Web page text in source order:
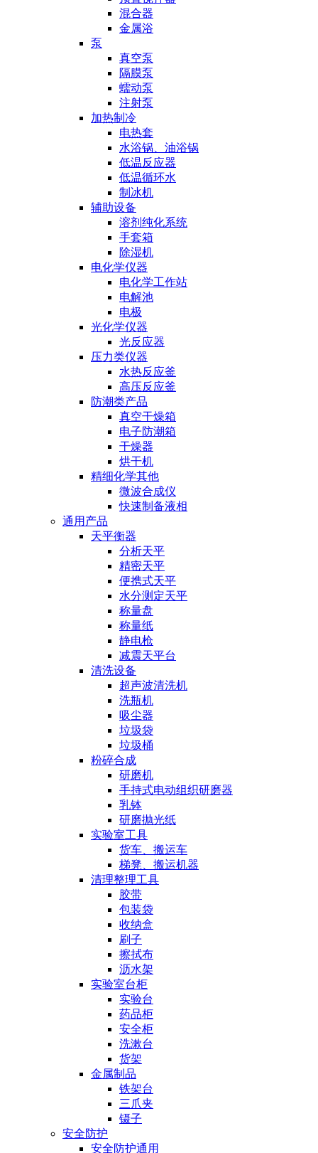
混合器
金属浴
泵
真空泵
隔膜泵
蠕动泵
注射泵
加热制冷
电热套
水浴锅、油浴锅
低温反应器
低温循环水
制冰机
辅助设备
溶剂纯化系统
手套箱
除湿机
电化学仪器
电化学工作站
电解池
电极
光化学仪器
光反应器
压力类仪器
水热反应釜
高压反应釜
防潮类产品
真空干燥箱
电子防潮箱
干燥器
烘干机
精细化学其他
微波合成仪
快速制备液相
通用产品
天平衡器
分析天平
精密天平
便携式天平
水分测定天平
称量盘
称量纸
静电枪
减震天平台
清洗设备
超声波清洗机
洗瓶机
吸尘器
垃圾袋
垃圾桶
粉碎合成
研磨机
手持式电动组织研磨器
乳钵
研磨抛光纸
实验室工具
货车、搬运车
梯凳、搬运机器
清理整理工具
胶带
包装袋
收纳盒
刷子
擦拭布
沥水架
实验室台柜
实验台
药品柜
安全柜
洗漱台
货架
金属制品
铁架台
三爪夹
镊子
安全防护
安全防护通用